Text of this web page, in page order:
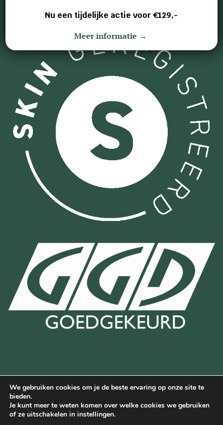
Bancontact
Transfer
IDeal
Wero
Deze website is beschermd door reCAPTCHA en de Google
Nu een tijdelijke actie voor €129,-
Meer informatie →
We gebruiken cookies om je de beste ervaring op onze site te
bieden.
Je kunt meer te weten komen over welke cookies we gebruiken
of ze uitschakelen in instellingen.